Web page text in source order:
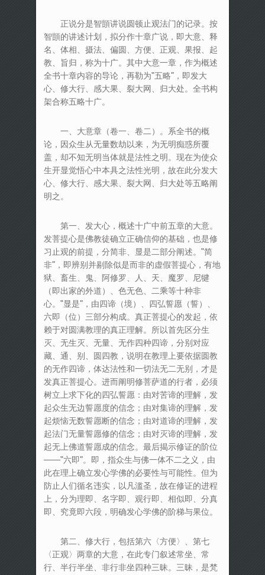
正说分是智顗讲说圆顿止观法门的记录。按
智顗的讲述计划，拟分作十章广说，即大意、释
名、体相、摄法、偏圆、方便、正观、果报、起
教、旨归，称为十广。其中大意一章，作为概述
全书十章内容的导论，再勒为“五略”，即发大
心、修大行、感大果、裂大网、归大处。全书构
架合称五略十广。
一、大意章（卷一、卷二）。系全书的概
论，因众生从无量数劫以来，为无明痴惑所覆
盖，却不知无明当体就是法性之明。现在为使众
生开显觉悟心中本具之法性光明，故在此分发大
心、修大行、感大果、裂大网、归大处等五略阐
明之。
第一、发大心，概述十广中前五章的大意。
发菩提心是佛教徒确立正确信仰的基础，也是修
习止观的前提，分简非、显是二部分阐述。“简
非”，即辨别并剔除似是而非的虚假菩提心，有地
狱、畜生、鬼、阿修罗、人、天、魔罗、尼犍
（即出家的外道）、色无色、二乘等十种非
心。“显是”，由四谛（境）、四弘誓愿（誓）、
六即（位）三部分构成。真正菩提心的发起，依
赖于对圆满教理的真正理解。所以首先区分生
灭、无生灭、无量、无作四种四谛，分别对应
藏、通、别、圆四教，说明在教理上要依据圆教
的无作四谛，体达法性和一切法无二无别，才是
发真正菩提心。进而阐明修菩萨道的行者，必须
树立上求下化的四弘誓愿：由对苦谛的理解，发
起众生无边誓愿度的信念；由对集谛的理解，发
起烦恼无数誓愿断的信念；由对道谛的理解，发
起法门无量誓愿修的信念；由对灭谛的理解，发
起无上佛道誓愿成的信念。最后揭示修证的阶位
——“六即”。即，指众生与佛一体不二之义，由
此在理上确立发心学佛的必要性与可能性。但为
防止人们循名违实，以凡滥圣，故在修证的进程
上，分为理即、名字即、观行即、相似即、分真
即、究竟即六段，明确发心学佛的阶梯与果位。
第二、修大行，包括第六〈方便〉、第七
〈正观〉两章的大意，在此专门叙述常坐、常
行、半行半坐、非行非坐四种三昧。三昧，是梵